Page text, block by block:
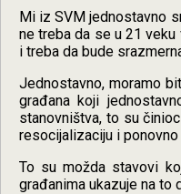
Mi iz SVM jednostavno
ne treba da se u 21
i treba da bude
Jednostavno, moramo
građana koji
stanovništva, to su
resocijalizaciju i
To su možda stavovi
građanima ukazuje na